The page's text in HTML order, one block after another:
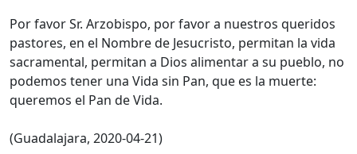
Por favor Sr. Arzobispo, por favor a nuestros queridos
pastores, en el Nombre de Jesucristo, permitan la vida
sacramental, permitan a Dios alimentar a su pueblo, no
podemos tener una Vida sin Pan, que es la muerte:
queremos el Pan de Vida.
(Guadalajara, 2020-04-21)